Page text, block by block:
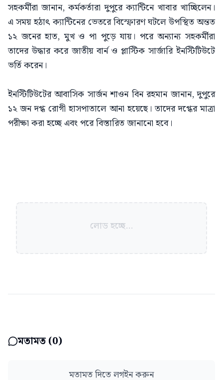
সহকর্মীরা জানান, কর্মকর্তারা দুপুরে ক্যান্টিনে খাবার খাচ্ছিলেন।
এ সময় হঠাৎ ক্যান্টিনের ভেতরে বিস্ফোরণ ঘটলে উপস্থিত অন্তত
১২ জনের হাত, মুখ ও পা পুড়ে যায়। পরে অন্যান্য সহকর্মীরা
তাদের উদ্ধার করে জাতীয় বার্ন ও প্লাস্টিক সার্জারি ইনস্টিটিউটে
ভর্তি করেন।
ইনস্টিটিউটের আবাসিক সার্জন শাওন বিন রহমান জানান, দুপুরে
১২ জন দগ্ধ রোগী হাসপাতালে আনা হয়েছে। তাদের দগ্ধের মাত্রা
পরীক্ষা করা হচ্ছে এবং পরে বিস্তারিত জানানো হবে।
লোড হচ্ছে...
মতামত (0)
মতামত দিতে লগইন করুন